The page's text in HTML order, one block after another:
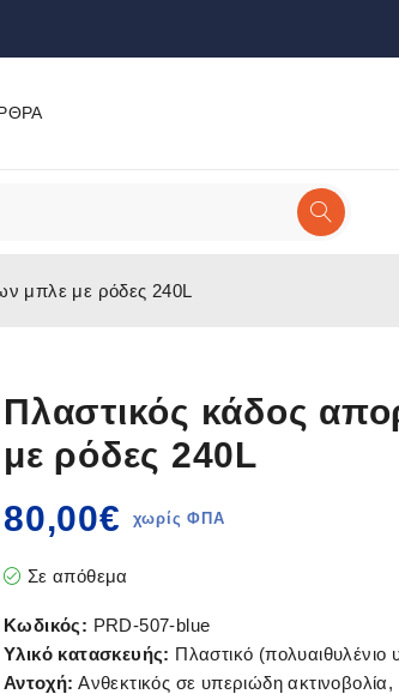
μπλε με ρόδες 240L
Πλαστικός κάδος
με ρόδες 240L
80,00€
Σε απόθεμα
Κωδικός: PRD-507-blue
Υλικό κατασκευής: Πλαστικό
Αντοχή: Ανθεκτικός σε υπεριώδη